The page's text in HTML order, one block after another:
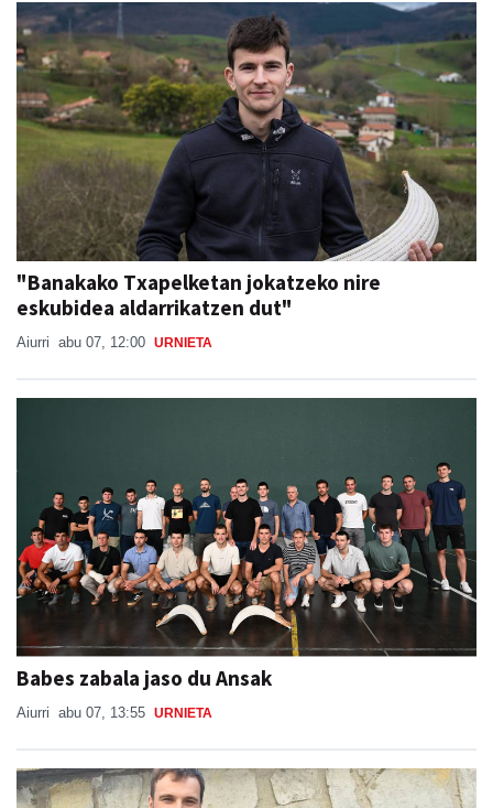
"Banakako Txapelketan jokatzeko nire
eskubidea aldarrikatzen dut"
Aiurri abu 07, 12:00 URNIETA
Babes zabala jaso du Ansak
Aiurri abu 07, 13:55 URNIETA